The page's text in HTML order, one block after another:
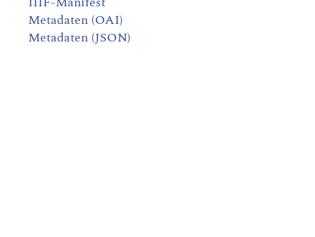
Metadaten (OAI)
Metadaten (JSON)